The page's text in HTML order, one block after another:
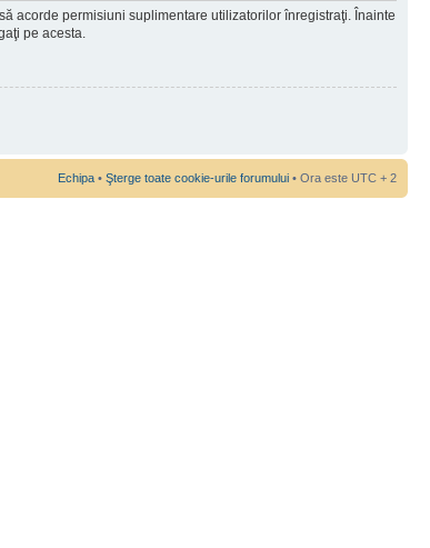
acorde permisiuni suplimentare utilizatorilor înregistraţi. Înainte
pe acesta.
Echipa • Şterge toate cookie-urile forumului • Ora este UTC + 2